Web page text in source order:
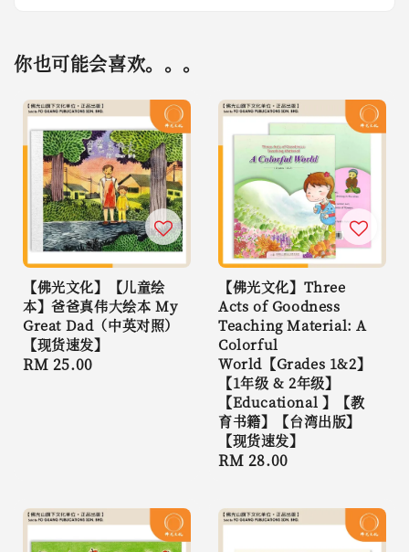
你也可能会喜欢。。。
【佛光文化】【儿童绘
本】爸爸真伟大绘本 My
Great Dad（中英对照）
【现货速发】
Regular
RM 25.00
【佛光文化】Three
Acts of Goodness
Teaching Material: A
Colorful
World【Grades 1&2】
【1年级 & 2年级】
【Educational 】【教
育书籍】【台湾出版】
【现货速发】
Regular
RM 28.00